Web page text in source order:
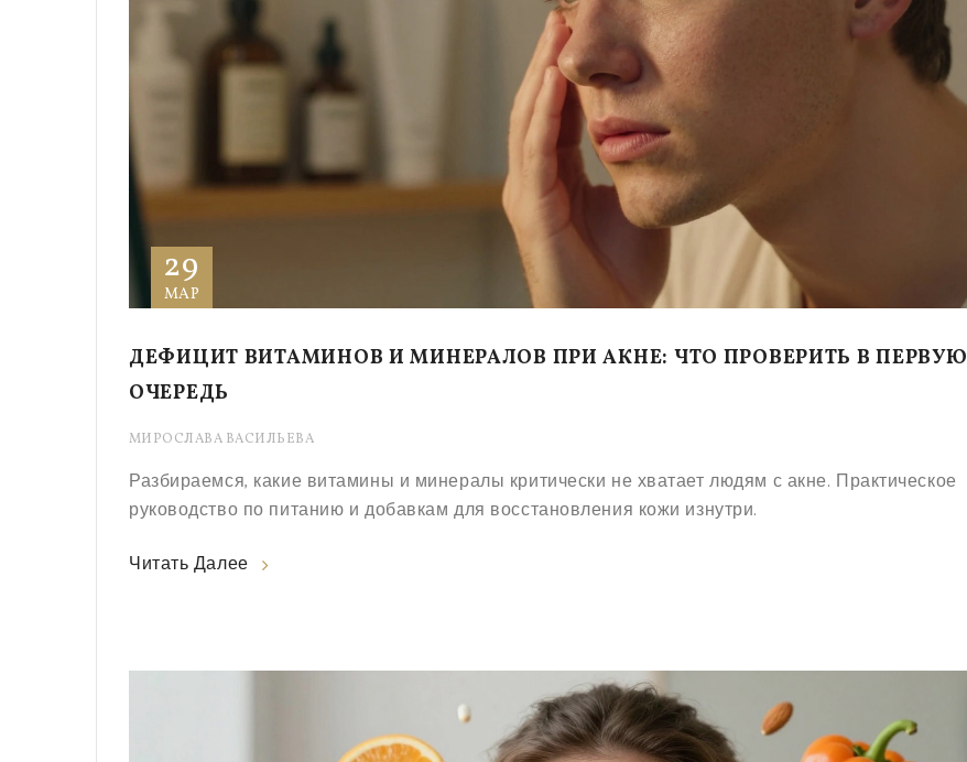
29
МАР
ДЕФИЦИТ ВИТАМИНОВ И МИНЕРАЛОВ ПРИ АКНЕ: ЧТО ПРОВЕРИТЬ В ПЕРВУЮ
ОЧЕРЕДЬ
МИРОСЛАВА ВАСИЛЬЕВА
Разбираемся, какие витамины и минералы критически не хватает людям с акне. Практическое
руководство по питанию и добавкам для восстановления кожи изнутри.
Читать Далее